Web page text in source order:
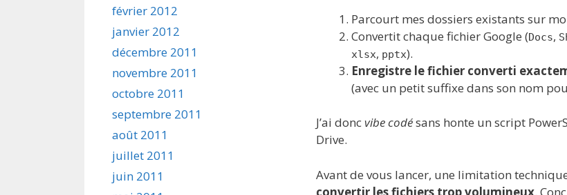
Parcourt mes dossiers existants sur
Convertit chaque fichier Google (Docs,
xlsx, pptx).
Enregistre le fichier converti
(avec un petit suffixe dans son nom
J’ai doncvibe codésans honte un script
Drive.
Avant de vous lancer, une limitation
février 2012
janvier 2012
décembre 2011
novembre 2011
octobre 2011
septembre 2011
août 2011
juillet 2011
juin 2011